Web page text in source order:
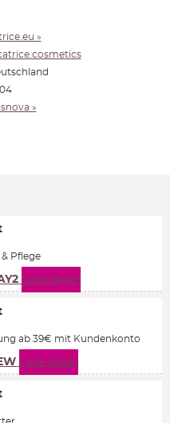
»
»
Pflege
Code zeigen
ab 39€ mit Kundenkonto
Code zeigen